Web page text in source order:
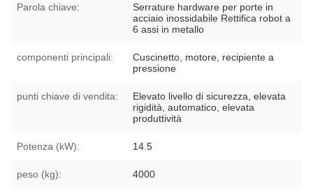
Parola chiave:
Serrature hardware per porte in
acciaio inossidabile Rettifica robot a
6 assi in metallo
componenti principali:
Cuscinetto, motore, recipiente a
pressione
punti chiave di vendita:
Elevato livello di sicurezza, elevata
rigidità, automatico, elevata
produttività
Potenza (kW): 14.5
peso (kg): 4000